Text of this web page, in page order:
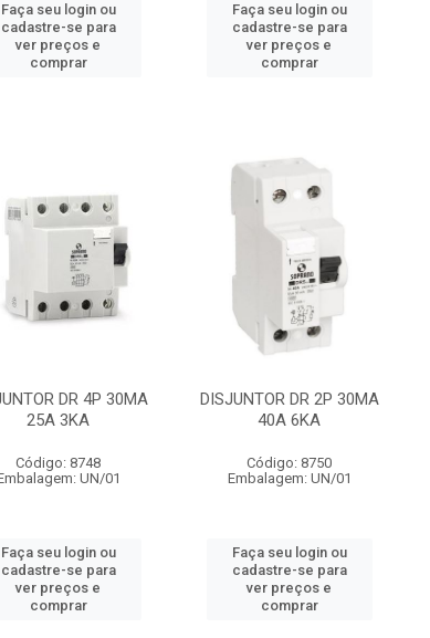
Faça seu login ou
cadastre-se para
ver preços e
comprar
Faça seu login ou
cadastre-se para
ver preços e
comprar
DR 4P 30MA
25A 3KA
Código: 8748
UN/01
Faça seu login ou
cadastre-se para
ver preços e
comprar
DISJUNTOR DR 2P 30MA
40A 6KA
Código: 8750
Embalagem: UN/01
Faça seu login ou
cadastre-se para
ver preços e
comprar